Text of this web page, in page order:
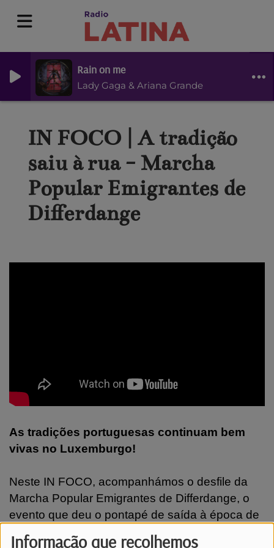
Informação que recolhemos
Rain on me
Lady Gaga & Ariana Grande
IN FOCO | A tradição
saiu à rua - Marcha
Popular Emigrantes de
Differdange
As tradições portuguesas continuam bem
vivas no Luxemburgo!
Neste IN FOCO, acompanhámos o desfile da
Marcha Popular Emigrantes de Differdange, o
evento que deu o pontapé de saída à época de
santos populares no Grão-Ducado.